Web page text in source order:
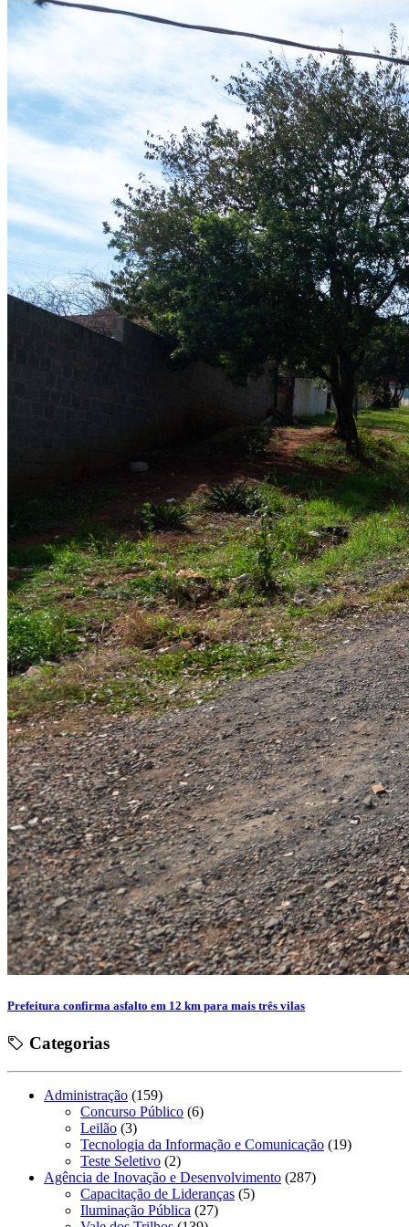
Prefeitura confirma asfalto em 12 km para mais três vilas
Categorias
Administração (159)
Concurso Público (6)
Leilão (3)
Tecnologia da Informação e Comunicação (19)
Teste Seletivo (2)
Agência de Inovação e Desenvolvimento (287)
Capacitação de Lideranças (5)
Iluminação Pública (27)